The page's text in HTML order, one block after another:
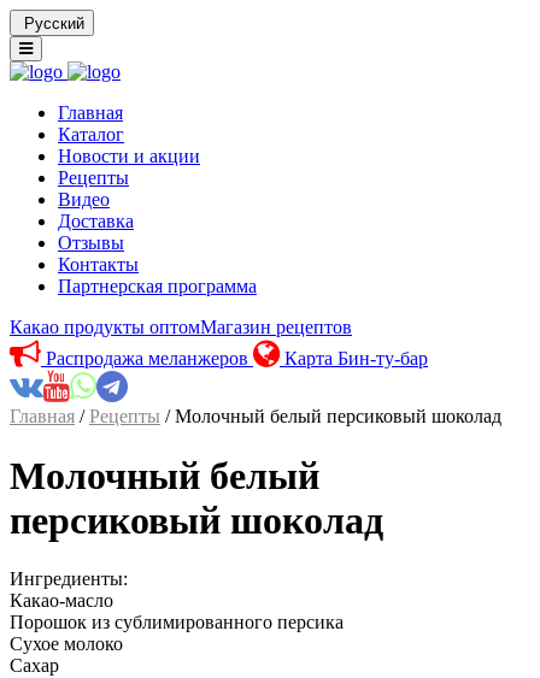
Русский
Главная
Каталог
Новости и акции
Рецепты
Видео
Доставка
Отзывы
Контакты
Партнерская программа
Какао продукты оптомМагазин рецептов
Распродажа меланжеров
Карта Бин-ту-бар
Главная /Рецепты / Молочный белый персиковый шоколад
Молочный белый
персиковый шоколад
Ингредиенты:
Какао-масло
Порошок из сублимированного персика
Сухое молоко
Сахар